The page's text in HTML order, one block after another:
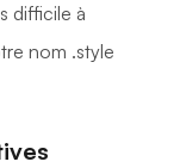
difficile à
nom .style